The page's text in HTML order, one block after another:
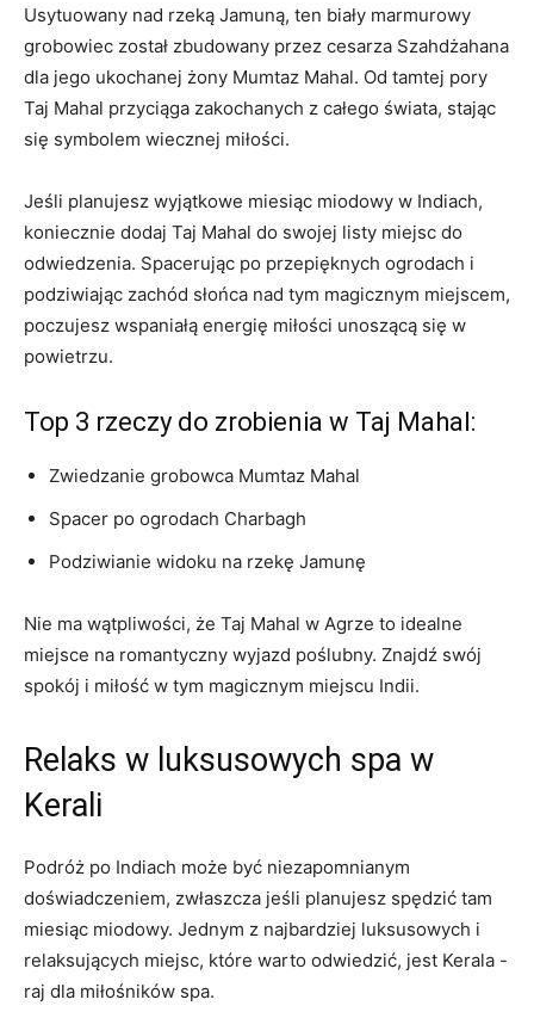
Usytuowany ‌nad rzeką Jamuną, ten biały marmurowy
grobowiec został zbudowany przez cesarza Szahdżahana
dla jego ukochanej żony Mumtaz Mahal. Od tamtej pory
Taj Mahal przyciąga zakochanych z całego świata, stając
się symbolem wiecznej miłości.
Jeśli⁤ planujesz wyjątkowe ⁢miesiąc miodowy w Indiach,
koniecznie dodaj‍ Taj Mahal do swojej listy miejsc do
odwiedzenia. Spacerując po ‍przepięknych ogrodach i
podziwiając‌ zachód słońca nad tym magicznym miejscem,
poczujesz wspaniałą energię miłości unoszącą się w
powietrzu.
Top 3 rzeczy ⁣do zrobienia w Taj Mahal:
Zwiedzanie grobowca Mumtaz Mahal
Spacer po ogrodach Charbagh
Podziwianie widoku na rzekę Jamunę
Nie ma wątpliwości,⁤ że ⁢Taj Mahal w Agrze to idealne
miejsce na romantyczny wyjazd poślubny. Znajdź swój
spokój i‌ miłość w tym magicznym miejscu Indii.
Relaks w ⁤luksusowych spa w
Kerali
Podróż po Indiach może być niezapomnianym
doświadczeniem, zwłaszcza jeśli planujesz spędzić tam⁢
miesiąc miodowy. Jednym z najbardziej luksusowych i
relaksujących miejsc, ⁤które warto odwiedzić, jest Kerala ​-
raj dla miłośników spa.